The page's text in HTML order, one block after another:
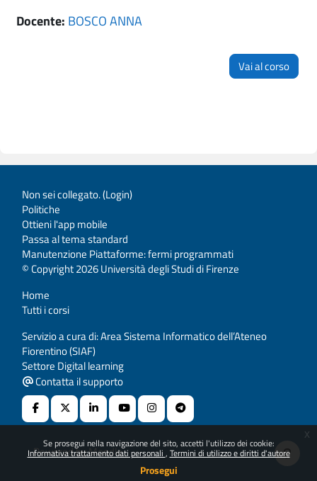
Se prosegui nella navigazione del sito, accetti l'utilizzo dei cookie:
Informativa trattamento dati personali Termini di utilizzo e diritti d'autore
Prosegui
x
Docente: BOSCO ANNA
Vai al corso
Non sei collegato. (Login)
Politiche
Ottieni l'app mobile
Passa al tema standard
Manutenzione Piattaforme: fermi programmati
© Copyright 2026 Università degli Studi di Firenze
Home
Tutti i corsi
Servizio a cura di: Area Sistema Informatico dell’Ateneo
Fiorentino (SIAF)
Settore Digital learning
Contatta il supporto
Powered byMoodle